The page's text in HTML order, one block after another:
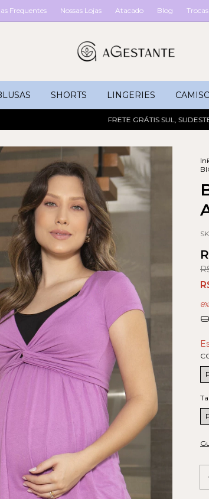
Frequentes Nossas Lojas Atacado Blog
SHORTS LINGERIES
FRETE GRÁTIS SUL, SUDESTE E